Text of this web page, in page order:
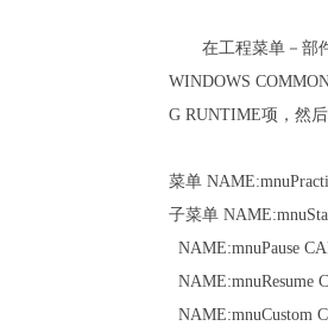
在工程菜单－部件
WINDOWS
G RUNTIME项，然
菜单
子菜单
NAME:mnuPause
NAME:mnuResume
NAME:mnuCustom